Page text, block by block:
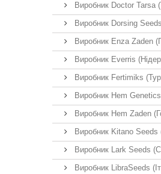
Виробник Doctor Tarsa
Виробник Dorsing
Виробник Enza Zaden
Виробник Everris
Виробник Fertimiks
Виробник Hem
Виробник Hem Zaden
Виробник Kitano Seeds
Виробник Lark Seeds
Виробник LibraSeeds